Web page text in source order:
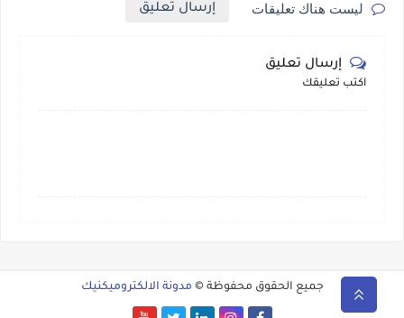
ليست هناك تعليقات إرسال تعليق
إرسال تعليق
أكتب تعليقك
جميع الحقوق محفوظة © مدونة الالكتروميكنيك